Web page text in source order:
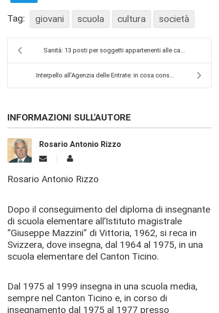
Tag: giovani scuola cultura società
Sanità: 13 posti per soggetti appartenenti alle ca...
Interpello all’Agenzia delle Entrate: in cosa cons...
INFORMAZIONI SULL'AUTORE
Rosario Antonio Rizzo
Rosario Antonio Rizzo
Dopo il conseguimento del diploma di insegnante
di scuola elementare all’Istituto magistrale
“Giuseppe Mazzini” di Vittoria, 1962, si reca in
Svizzera, dove insegna, dal 1964 al 1975, in una
scuola elementare del Canton Ticino.
Dal 1975 al 1999 insegna in una scuola media,
sempre nel Canton Ticino e, in corso di
insegnamento dal 1975 al 1977 presso